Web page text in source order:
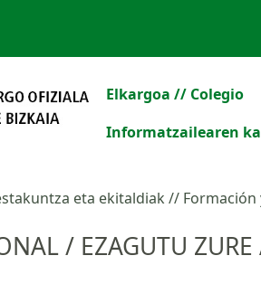
Elkargoa // Colegio
Informatzailearen
eta ekitaldiak // Formación
/ EZAGUTU ZURE